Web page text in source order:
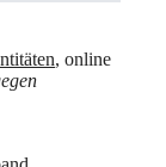
, online